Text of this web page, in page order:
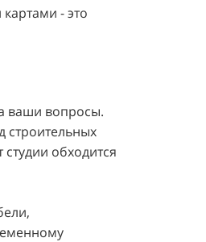
- это
ваши вопросы.
строительных
обходится